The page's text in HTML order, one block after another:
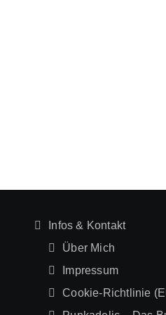
Infos & Kontakt
Über Mich
Impressum
Cookie-Richtlinie